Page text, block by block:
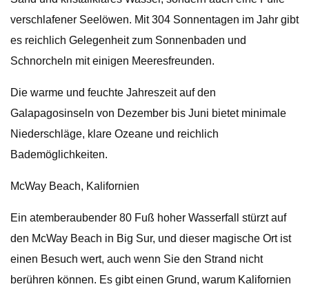
verschlafener Seelöwen. Mit 304 Sonnentagen im Jahr gibt
es reichlich Gelegenheit zum Sonnenbaden und
Schnorcheln mit einigen Meeresfreunden.
Die warme und feuchte Jahreszeit auf den
Galapagosinseln von Dezember bis Juni bietet minimale
Niederschläge, klare Ozeane und reichlich
Bademöglichkeiten.
McWay Beach, Kalifornien
Ein atemberaubender 80 Fuß hoher Wasserfall stürzt auf
den McWay Beach in Big Sur, und dieser magische Ort ist
einen Besuch wert, auch wenn Sie den Strand nicht
berühren können. Es gibt einen Grund, warum Kalifornien